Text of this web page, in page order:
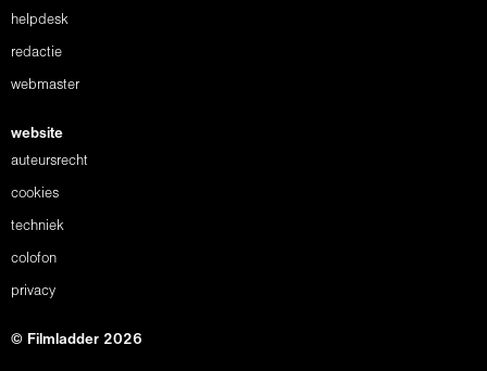
helpdesk
redactie
webmaster
website
auteursrecht
cookies
techniek
colofon
privacy
© Filmladder 2026